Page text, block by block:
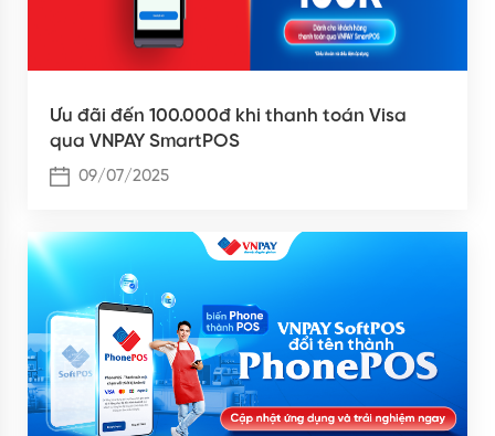
Ưu đãi đến 100.000đ khi thanh toán Visa
qua VNPAY SmartPOS
09/07/2025